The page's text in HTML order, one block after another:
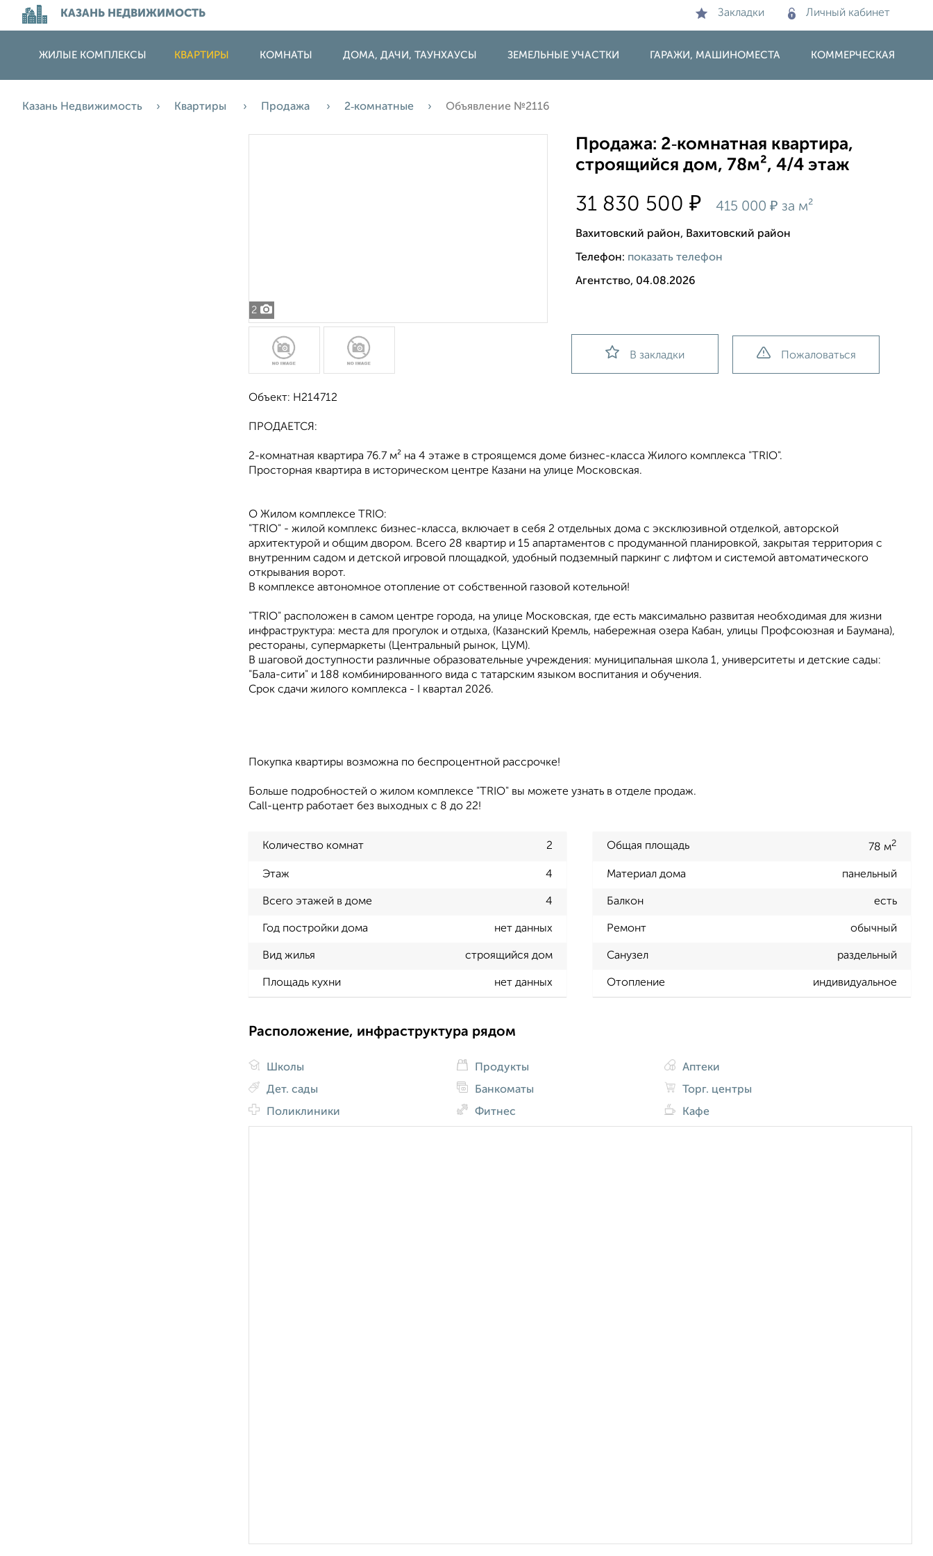
КАЗАНЬ НЕДВИЖИМОСТЬ Закладки Личный кабинет
ЖИЛЫЕ КОМПЛЕКСЫ КВАРТИРЫ КОМНАТЫ ДОМА, ДАЧИ, ТАУНХАУСЫ ЗЕМЕЛЬНЫЕ УЧАСТКИ ГАРАЖИ, МАШИНОМЕСТА КОММЕРЧЕСКАЯ
Казань Недвижимость Квартиры Продажа 2‑комнатные Объявление №2116
2
Продажа: 2‑комнатная квартира,
строящийся дом, 78м², 4/4 этаж
31 830 500₽ 415 000₽ за м²
Вахитовский район, Вахитовский район
Телефон: показать телефон
Агентство, 04.08.2026
В закладки Пожаловаться
Объект: Н214712
ПРОДАЕТСЯ:
2-комнатная квартира 76.7 м² на 4 этаже в строящемся доме бизнес-класса Жилого комплекса "TRIO".
Просторная квартира в историческом центре Казани на улице Московская.
О Жилом комплексе TRIO:
"TRIO" - жилой комплекс бизнес-класса, включает в себя 2 отдельных дома с эксклюзивной отделкой, авторской
архитектурой и общим двором. Всего 28 квартир и 15 апартаментов с продуманной планировкой, закрытая территория с
внутренним садом и детской игровой площадкой, удобный подземный паркинг с лифтом и системой автоматического
открывания ворот.
В комплексе автономное отопление от собственной газовой котельной!
"TRIO" расположен в самом центре города, на улице Московская, где есть максимально развитая необходимая для жизни
инфраструктура: места для прогулок и отдыха, (Казанский Кремль, набережная озера Кабан, улицы Профсоюзная и Баумана),
рестораны, супермаркеты (Центральный рынок, ЦУМ).
В шаговой доступности различные образовательные учреждения: муниципальная школа 1, университеты и детские сады:
"Бала-сити" и 188 комбинированного вида с татарским языком воспитания и обучения.
Срок сдачи жилого комплекса - I квартал 2026.
Покупка квартиры возможна по беспроцентной рассрочке!
Больше подробностей о жилом комплексе "TRIO" вы можете узнать в отделе продаж.
Call-центр работает без выходных с 8 до 22!
Количество комнат 2 Общая площадь 78 м2
Этаж 4 Материал дома панельный
Всего этажей в доме 4 Балкон есть
Год постройки дома нет данных Ремонт обычный
Вид жилья строящийся дом Санузел раздельный
Площадь кухни нет данных Отопление индивидуальное
Расположение, инфраструктура рядом
Школы
Дет. сады
Поликлиники
Продукты
Банкоматы
Фитнес
Аптеки
Торг. центры
Кафе